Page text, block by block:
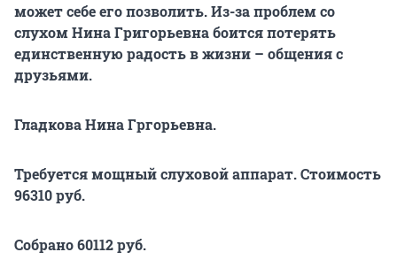
может себе его позволить. Из-за проблем со
слухом Нина Григорьевна боится потерять
единственную радость в жизни – общения с
друзьями.
Гладкова Нина Гргорьевна.
Требуется мощный слуховой аппарат. Стоимость
96310 руб.
Собрано 60112 руб.